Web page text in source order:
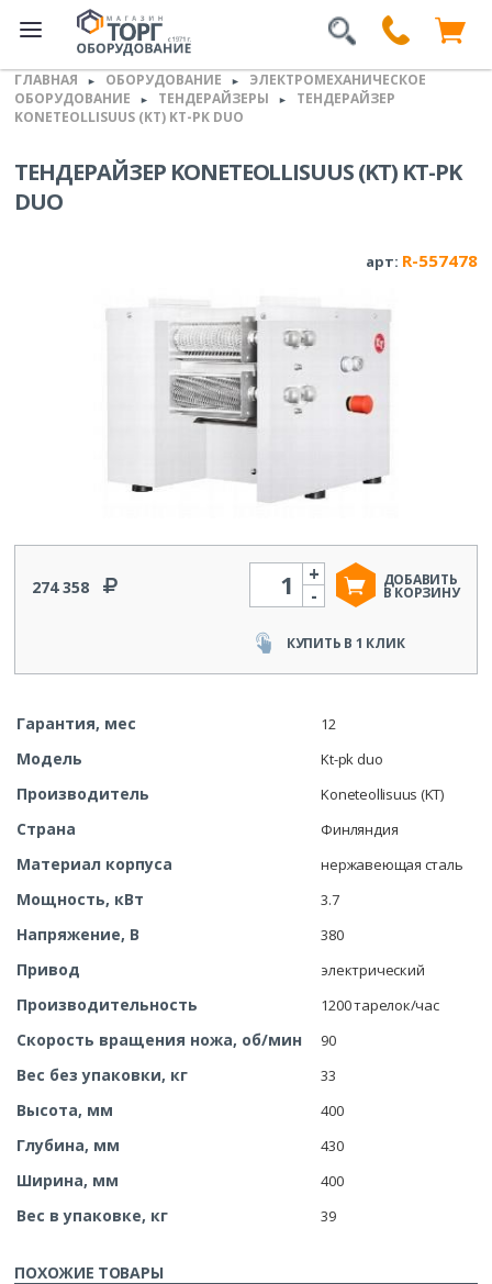
ГЛАВНАЯ ► ОБОРУДОВАНИЕ ►
ЭЛЕКТРОМЕХАНИЧЕСКОЕ
ОБОРУДОВАНИЕ
► ТЕНДЕРАЙЗЕРЫ ►
ТЕНДЕРАЙЗЕР
KONETEOLLISUUS (KT) KT-PK DUO
ТЕНДЕРАЙЗЕР KONETEOLLISUUS (KT) KT-PK
DUO
арт: R-557478
274 358
Количество
-
+ ДОБАВИТЬ
В КОРЗИНУ
КУПИТЬ В 1 КЛИК
Гарантия, мес 12
Модель Kt-pk duo
Производитель Koneteollisuus (KT)
Страна Финляндия
Материал корпуса нержавеющая сталь
Мощность, кВт 3.7
Напряжение, В 380
Привод электрический
Производительность 1200 тарелок/час
Скорость вращения ножа, об/мин 90
Вес без упаковки, кг 33
Высота, мм 400
Глубина, мм 430
Ширина, мм 400
Вес в упаковке, кг 39
ПОХОЖИЕ ТОВАРЫ